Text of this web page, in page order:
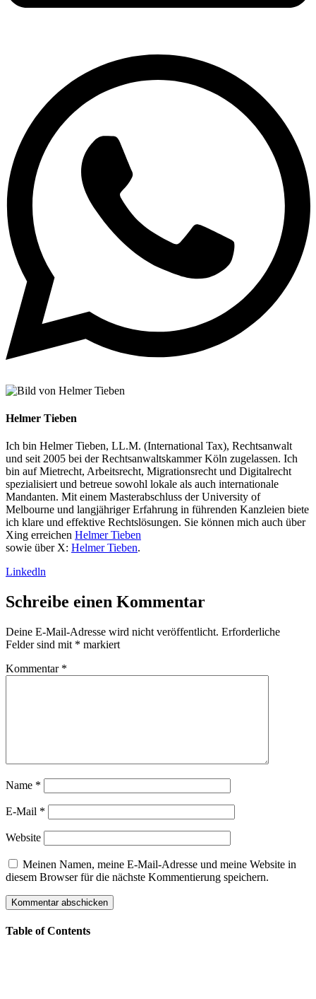
Helmer Tieben
Ich bin Helmer Tieben, LL.M. (International Tax), Rechtsanwalt
und seit 2005 bei der Rechtsanwaltskammer Köln zugelassen. Ich
bin auf Mietrecht, Arbeitsrecht, Migrationsrecht und Digitalrecht
spezialisiert und betreue sowohl lokale als auch internationale
Mandanten. Mit einem Masterabschluss der University of
Melbourne und langjähriger Erfahrung in führenden Kanzleien biete
ich klare und effektive Rechtslösungen. Sie können mich auch über
Xing erreichen Helmer Tieben
sowie über X: Helmer Tieben.
Linkedln
Schreibe einen Kommentar
Deine E-Mail-Adresse wird nicht veröffentlicht. Erforderliche
Felder sind mit * markiert
Kommentar *
Name *
E-Mail *
Website
Meinen Namen, meine E-Mail-Adresse und meine Website in
diesem Browser für die nächste Kommentierung speichern.
Table of Contents